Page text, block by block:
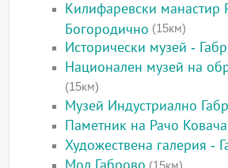
Килифаревски манастир
Богородично (15км)
Исторически музей -
Национален музей на
(15км)
Музей Индустриално
Паметник на Рачо Ковача
Художествена галерия -